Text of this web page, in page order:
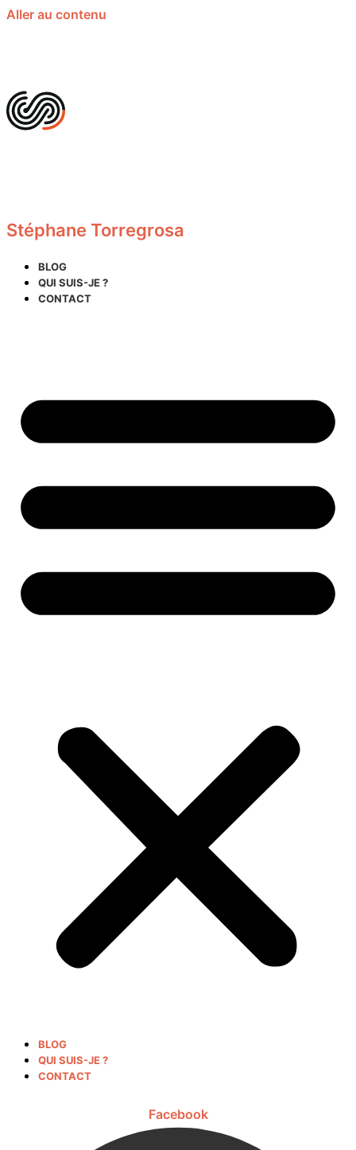
Aller au contenu
Stéphane Torregrosa
BLOG
QUI SUIS-JE ?
CONTACT
BLOG
QUI SUIS-JE ?
CONTACT
Facebook